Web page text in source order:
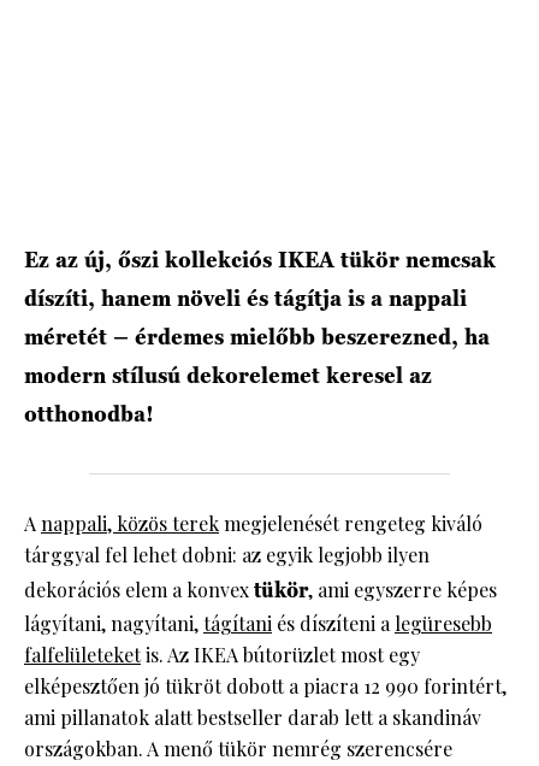
Ez az új, őszi kollekciós IKEA tükör nemcsak
díszíti, hanem növeli és tágítja is a nappali
méretét – érdemes mielőbb beszerezned, ha
modern stílusú dekorelemet keresel az
otthonodba!
Anappali, közös terekmegjelenését rengeteg kiváló
tárggyal fel lehet dobni: az egyik legjobb ilyen
dekorációs elem a konvextükör, ami egyszerre képes
lágyítani, nagyítani,tágítani és díszíteni alegüresebb
falfelületeketis. Az IKEA bútorüzlet most egy
elképesztően jó tükröt dobott a piacra 12 990 forintért,
ami pillanatok alatt bestseller darab lett a skandináv
országokban. A menő tükör nemrég szerencsére